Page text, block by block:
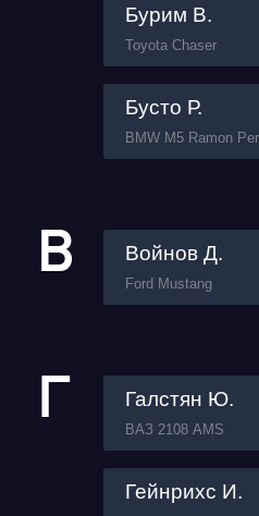
Бурим В.
Toyota Chaser
Бусто Р.
В Войнов Д.
Ford Mustang
Г Галстян Ю.
ВАЗ 2108 AMS
Гейнрихс И.